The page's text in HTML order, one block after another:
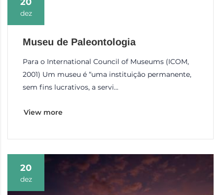
dez
Museu de Paleontologia
Para o International Council of Museums (ICOM,
2001) Um museu é “uma instituição permanente,
sem fins lucrativos, a servi...
View more
20
dez